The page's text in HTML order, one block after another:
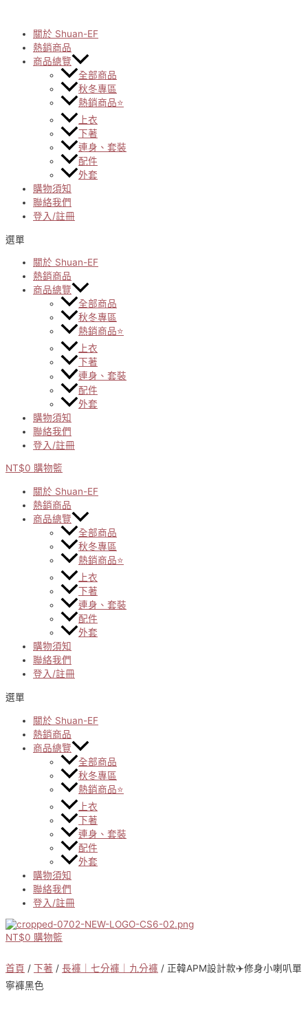
content關於 Shuan-EF
熱銷商品
商品總覽
全部商品
秋冬專區
熱銷商品⭐
上衣
下著
連身、套裝
配件
外套
購物須知
聯絡我們
登入/註冊
選單
關於 Shuan-EF
熱銷商品
商品總覽
全部商品
秋冬專區
熱銷商品⭐
上衣
下著
連身、套裝
配件
外套
購物須知
聯絡我們
登入/註冊
NT$0 購物籃
關於 Shuan-EF
熱銷商品
商品總覽
全部商品
秋冬專區
熱銷商品⭐
上衣
下著
連身、套裝
配件
外套
購物須知
聯絡我們
登入/註冊
選單
關於 Shuan-EF
熱銷商品
商品總覽
全部商品
秋冬專區
熱銷商品⭐
上衣
下著
連身、套裝
配件
外套
購物須知
聯絡我們
登入/註冊
NT$0 購物籃
首頁 / 下著 / 長褲｜七分褲｜九分褲 / 正韓APM設計款✈️修身小喇叭單
寧褲黑色